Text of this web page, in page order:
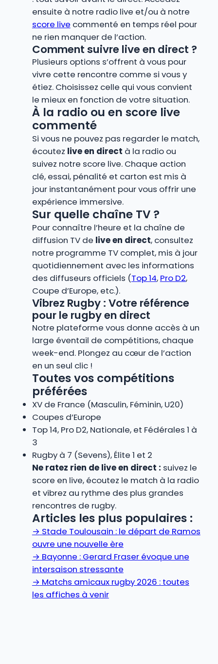
ensuite à notre radio live et/ou à notre
score live commenté en temps réel pour
ne rien manquer de l’action.
Comment suivre live en direct ?
Plusieurs options s’offrent à vous pour
vivre cette rencontre comme si vous y
étiez. Choisissez celle qui vous convient
le mieux en fonction de votre situation.
À la radio ou en score live
commenté
Si vous ne pouvez pas regarder le match,
écoutez live en direct à la radio ou
suivez notre score live. Chaque action
clé, essai, pénalité et carton est mis à
jour instantanément pour vous offrir une
expérience immersive.
Sur quelle chaîne TV ?
Pour connaître l’heure et la chaîne de
diffusion TV de live en direct, consultez
notre programme TV complet, mis à jour
quotidiennement avec les informations
des diffuseurs officiels (Top 14, Pro D2,
Coupe d’Europe, etc.).
Vibrez Rugby : Votre référence
pour le rugby en direct
Notre plateforme vous donne accès à un
large éventail de compétitions, chaque
week-end. Plongez au cœur de l’action
en un seul clic !
Toutes vos compétitions
préférées
XV de France (Masculin, Féminin, U20)
Coupes d’Europe
Top 14, Pro D2, Nationale, et Fédérales 1 à
3
Rugby à 7 (Sevens), Élite 1 et 2
Ne ratez rien de live en direct : suivez le
score en live, écoutez le match à la radio
et vibrez au rythme des plus grandes
rencontres de rugby.
Articles les plus populaires :
→ Stade Toulousain : le départ de Ramos
ouvre une nouvelle ère
→ Bayonne : Gerard Fraser évoque une
intersaison stressante
→ Matchs amicaux rugby 2026 : toutes
les affiches à venir